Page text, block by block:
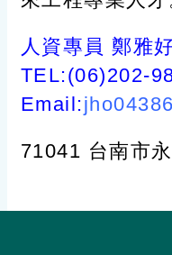
人資專員 鄭雅
TEL:(06)202-
Email:
71041 台南市